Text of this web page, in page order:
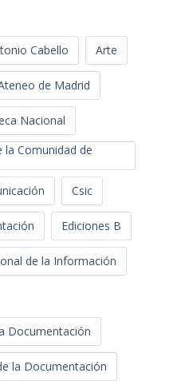
Cabello Arte
de Madrid
Nacional
la Comunidad de
Csic
Ediciones B
de la Información
Documentación
la Documentación